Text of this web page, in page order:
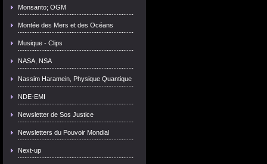
Monsanto; OGM
Montée des Mers et des Océans
Musique - Clips
NASA, NSA
Nassim Haramein, Physique Quantique
NDE-EMI
Newsletter de Sos Justice
Newsletters du Pouvoir Mondial
Next-up